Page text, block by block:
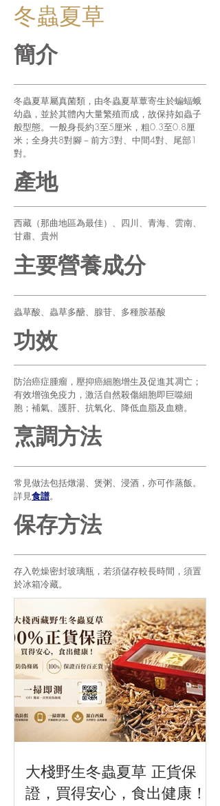
​冬蟲夏草
簡介
冬蟲夏草屬真菌類，由冬蟲夏草蕈寄生於蝙蝠蛾
幼蟲，並於其體內大量繁殖而成，故保持如蟲子
般型態。一般身長約3至5厘米，粗0.3至0.8厘
米；全身共8對腳－前方3對、中間4對、尾部1
對。
產地
西藏（那曲地區為最佳）、四川、青海、雲南、
甘肅、貴州
主要營養成分
蟲草酸、蟲草多醣、腺苷、多種胺基酸
功效
防治癌症腫瘤，壓抑癌細胞增生及促進其凋亡；
有效增強免疫力，激活自然殺傷細胞即巨噬細
胞；補氣、護肝、抗氧化、降低血脂及血糖。
烹調方法
常見做法包括燉湯、煲粥、浸酒，亦可作蒸飯。
詳見食譜。
保存方法
存入乾燥密封玻璃瓶，若須儲存較長時間，須置
於冰箱冷藏。
大棧野生冬蟲夏草 正貨保
證，買得安心，食出健康！